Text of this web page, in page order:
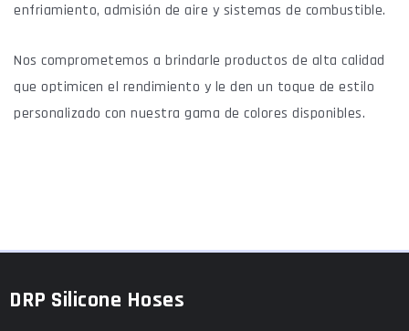
enfriamiento, admisión de aire y sistemas de combustible.
Nos comprometemos a brindarle productos de alta calidad
que optimicen el rendimiento y le den un toque de estilo
personalizado con nuestra gama de colores disponibles.
DRP Silicone Hoses